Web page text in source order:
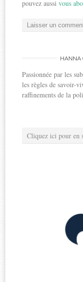
pouvez aussivous
HANNA
Passionnée par les
les règles de savoir-
raffinements de la
Cliquez ici pour en